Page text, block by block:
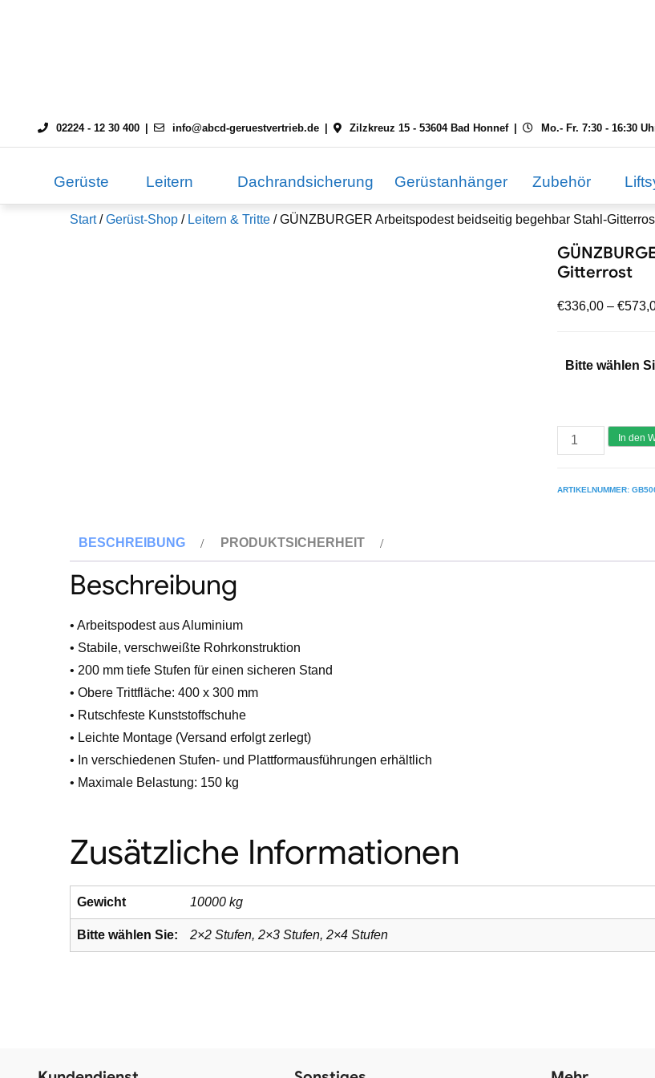
02224 - 12 30 400 info@abcd-geruestvertrieb.de Zilzkreuz 15 - 53604 Bad Honnef Mo.- Fr. 7:30 - 16:30
Gerüste Leitern Dachrandsicherung Gerüstanhänger Zubehör
Start/Gerüst-Shop / Leitern & Tritte / GÜNZBURGER Arbeitspodest beidseitig begehbar Stahl-
Gitterrost
€336,00 –€
Bitte wählen
GÜNZBURGER
Arbeitspodest
In den
ARTIKELNUMMER:
BESCHREIBUNG PRODUKTSICHERHEIT
Beschreibung
• Arbeitspodest aus Aluminium
• Stabile, verschweißte Rohrkonstruktion
• 200 mm tiefe Stufen für einen sicheren Stand
• Obere Trittfläche: 400 x 300 mm
• Rutschfeste Kunststoffschuhe
• Leichte Montage (Versand erfolgt zerlegt)
• In verschiedenen Stufen- und Plattformausführungen erhältlich
• Maximale Belastung: 150 kg
Zusätzliche Informationen
Gewicht 10000 kg
Bitte wählen Sie: 2×2 Stufen, 2×3 Stufen, 2×4 Stufen